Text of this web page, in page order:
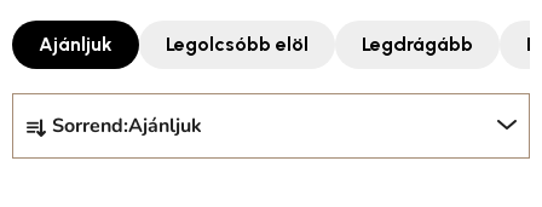
Ajánljuk Legolcsóbb elöl Legdrágább
Termékek rendezése
Sorrend:Ajánljuk